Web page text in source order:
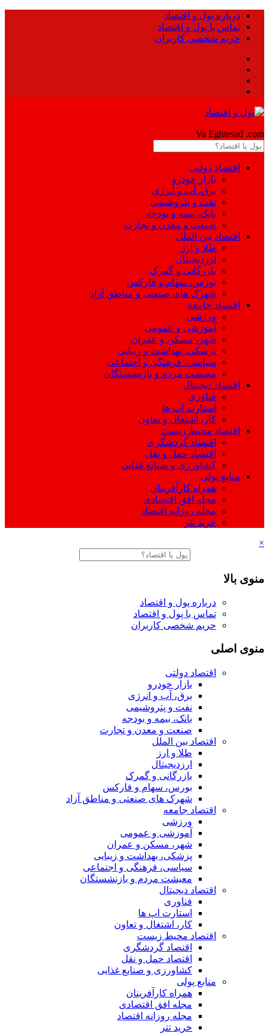
درباره پول و اقتصاد
تماس با پول و اقتصاد
حریم شخصی کاربران
Va Eghtesad .com
اقتصاد دولتی
بازار خودرو
برق، آب و انرژی
نفت و پتروشیمی
بانک، بیمه و بودجه
صنعت و معدن و تجارت
اقتصاد بین الملل
طلا و ارز
ارزدیجیتال
بازرگانی و گمرک
بورس، سهام و فارکس
شهرک های صنعتی و مناطق آزاد
اقتصاد جامعه
ورزشی
آموزشی و عمومی
شهر، مسکن و عمران
پزشکی، بهداشت و زیبایی
سیاسی، فرهنگی و اجتماعی
معیشت مردم و بازنشستگان
اقتصاد دیجیتال
فناوری
استارت اپ ها
کار، اشتغال و تعاون
اقتصاد محیط زیست
اقتصاد گردشگری
اقتصاد حمل و نقل
کشاورزی و صنایع غذایی
منابع پولی
همراه کارآفرینان
مجله افق اقتصادی
مجله روزانه اقتصاد
خرید تتر
×
منوی بالا
درباره پول و اقتصاد
تماس با پول و اقتصاد
حریم شخصی کاربران
منوی اصلی
اقتصاد دولتی
بازار خودرو
برق، آب و انرژی
نفت و پتروشیمی
بانک، بیمه و بودجه
صنعت و معدن و تجارت
اقتصاد بین الملل
طلا و ارز
ارزدیجیتال
بازرگانی و گمرک
بورس، سهام و فارکس
شهرک های صنعتی و مناطق آزاد
اقتصاد جامعه
ورزشی
آموزشی و عمومی
شهر، مسکن و عمران
پزشکی، بهداشت و زیبایی
سیاسی، فرهنگی و اجتماعی
معیشت مردم و بازنشستگان
اقتصاد دیجیتال
فناوری
استارت اپ ها
کار، اشتغال و تعاون
اقتصاد محیط زیست
اقتصاد گردشگری
اقتصاد حمل و نقل
کشاورزی و صنایع غذایی
منابع پولی
همراه کارآفرینان
مجله افق اقتصادی
مجله روزانه اقتصاد
خرید تتر